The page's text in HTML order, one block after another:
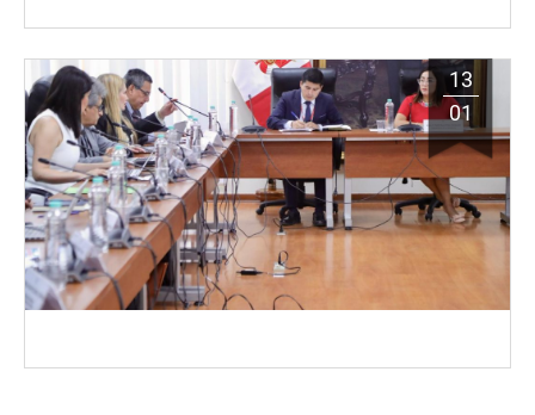
13
01